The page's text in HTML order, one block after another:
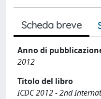
Scheda breve
Anno di
2012
Titolo del libro
ICDC 2012 - 2nd